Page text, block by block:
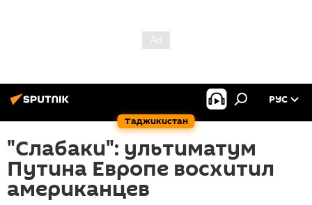
Таджикистан
РУС
"Слабаки": ультиматум
Путина Европе восхитил
американцев